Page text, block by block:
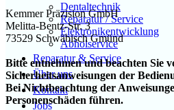
Dentaltechnik
Reparatur / Service
Elektronikentwicklung
Abholservice
Reparatur & Service
Über uns
Kontakt
Jobs
Kemmer Präzision GmbH
Melitta-Bentz-Str. 3
73529 Schwäbisch Gmünd
Bitte entnehmen und beachten Sie
Sicherheitsanweisungen der
Bei Nichtbeachtung der
Personenschäden führen.